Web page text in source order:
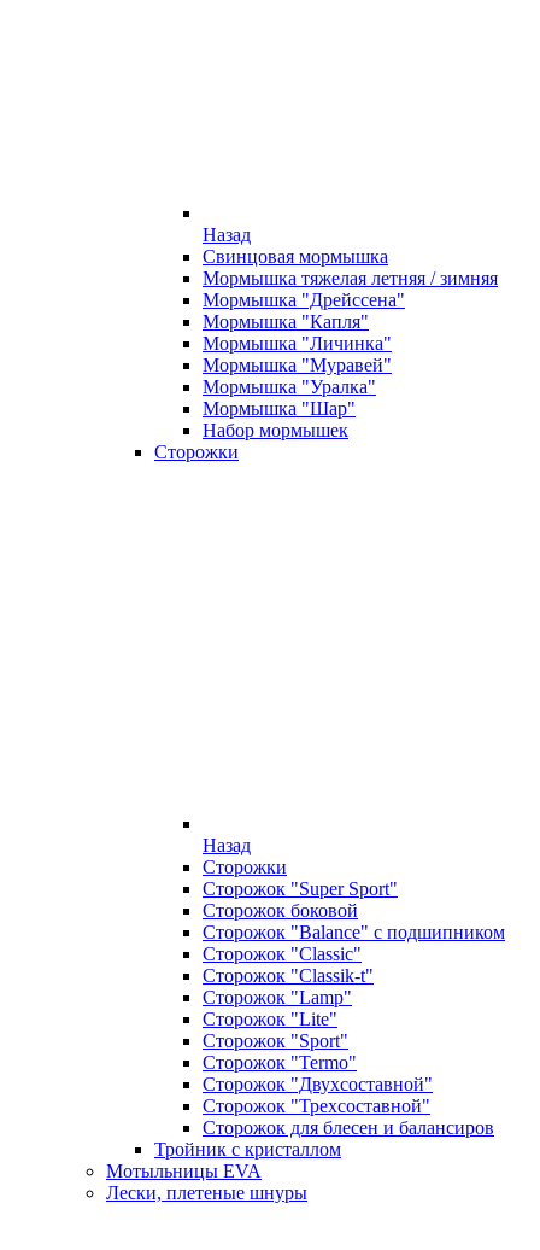
Назад
Свинцовая мормышка
Мормышка тяжелая летняя / зимняя
Мормышка "Дрейссена"
Мормышка "Капля"
Мормышка "Личинка"
Мормышка "Муравей"
Мормышка "Уралка"
Мормышка "Шар"
Набор мормышек
Сторожки
Назад
Сторожки
Сторожок "Super Sport"
Сторожок боковой
Сторожок "Balance" с подшипником
Сторожок "Classic"
Сторожок "Classik-t"
Сторожок "Lamp"
Сторожок "Lite"
Сторожок "Sport"
Сторожок "Termo"
Сторожок "Двухсоставной"
Сторожок "Трехсоставной"
Сторожок для блесен и балансиров
Тройник с кристаллом
Мотыльницы EVA
Лески, плетеные шнуры